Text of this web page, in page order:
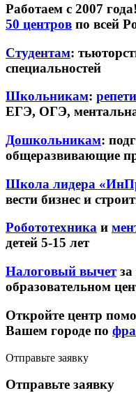
Работаем с 2007 года!
50 центров по всей
Студентам:
специальностей
Школьникам:
ЕГЭ, ОГЭ,
Дошкольникам:
общеразвивающие
Школа лидера
вести бизнес и
Робототехника и
детей 5-15 лет
Налоговый вычетза
образовательном
Откройте центр
Вашем городе по
Отправьте заявку
Отправьте заявку